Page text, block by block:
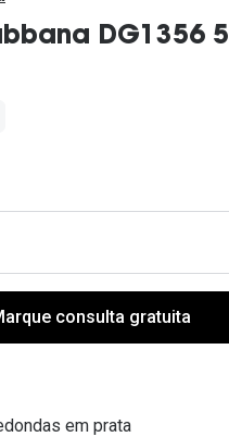
DG1356 5
consulta gratuita
em prata